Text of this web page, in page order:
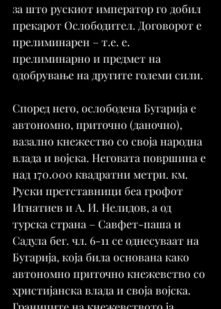
за што рускиот император го добил
прекарот Ослободител. Договорот е
прелиминарен – т.е. е.
прелиминарно и предмет на
одобрување на другите големи сили.
Според него, ослободена Бугарија е
автономно, приточно (даночно),
вазално кнежество со своја народна
влада и војска. Неговата површина е
над 170.000 квадратни метри. км.
Руски претставници беа грофот
Игнатиев и А. И. Нелидов, а од
турска страна – Савфет-паша и
Садула бег. чл. 6-11 се однесуваат на
Бугарија, која била основана како
автономно приточно кнежевство со
христијанска влада и своја војска.